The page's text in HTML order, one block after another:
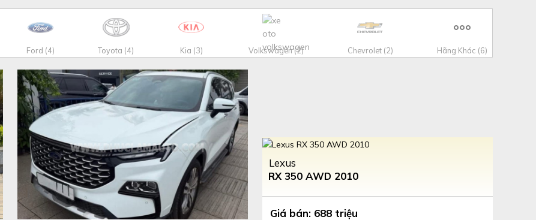
Ford (4) Toyota (4) Kia (3) Volkswagen (2) Chevrolet (2) Hãng Khác (6)
Lexus
RX 350 AWD 2010
Giá bán: 688 triệu